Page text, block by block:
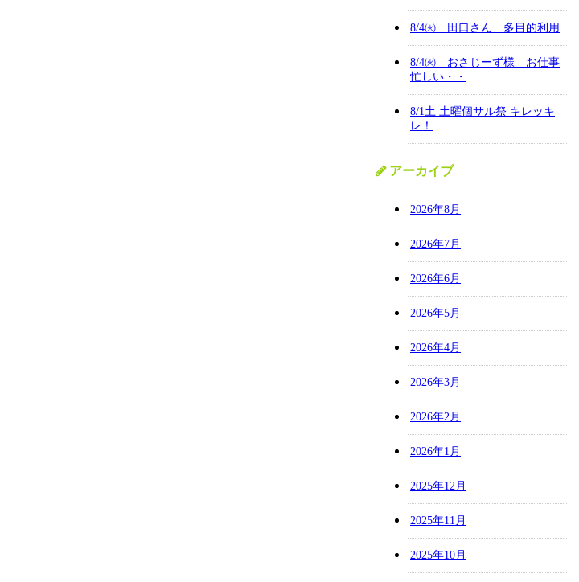
8/4㈫ 田口さん 多目的利用
8/4㈫ おさじーず様 お仕事
忙しい・・
8/1土 土曜個サル祭 キレッキ
レ！
アーカイブ
2026年8月
2026年7月
2026年6月
2026年5月
2026年4月
2026年3月
2026年2月
2026年1月
2025年12月
2025年11月
2025年10月